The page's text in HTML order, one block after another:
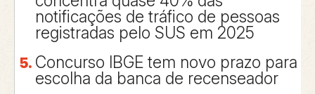
notificações de tráfico de pessoas
registradas pelo SUS em 2025
Concurso IBGE tem novo prazo para
escolha da banca de recenseador